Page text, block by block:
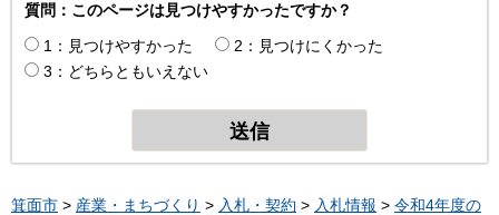
質問：このページは見つけやすかったですか？
1：見つけやすかった
2：見つけにくかった
3：どちらともいえない
箕面市 > 産業・まちづくり > 入札・契約 > 入札情報 > 令和4年度の